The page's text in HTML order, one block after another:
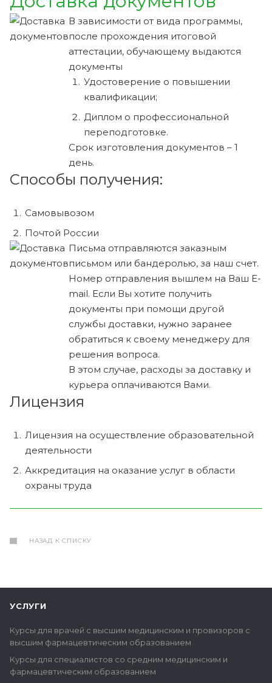
В зависимости от вида программы,
после прохождения итоговой
аттестации, обучающему выдаются
документы
Удостоверение о повышении
квалификации;
Диплом о профессиональной
переподготовке.
Срок изготовления документов – 1
день.
Способы получения:
Самовывозом
Почтой России
Письма отправляются заказным
письмом или бандеролью, за наш счет.
Номер отправления вышлем на Ваш E-
mail. Если Вы хотите получить
документы при помощи другой
службы доставки, нужно заранее
обратиться к своему менеджеру для
решения вопроса.
В этом случае, расходы за доставку и
курьера оплачиваются Вами.
Лицензия
Лицензия на осуществление образовательной
деятельности
Аккредитация на оказание услуг в области
охраны труда
НАЗАД К СПИСКУ
УСЛУГИ
Курсы для врачей с высшим медицинским и провизоров с
высшим фармацевтическим образованием
Курсы для специалистов со средним медицинским и
фармацевтическим образованием